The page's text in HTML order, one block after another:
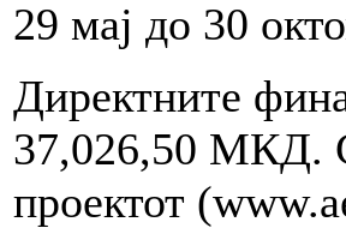
29 мај до 30
Директните
37,026,50 МКД.
проектот